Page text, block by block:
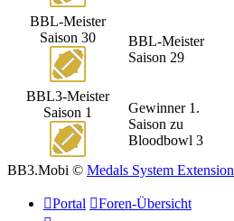
BBL-Meister
Saison 30
BBL-Meister
Saison 29
BBL3-Meister
Saison 1
Gewinner 1.
Saison zu
Bloodbowl 3
BB3.Mobi © Medals System Extension
Portal Foren-Übersicht